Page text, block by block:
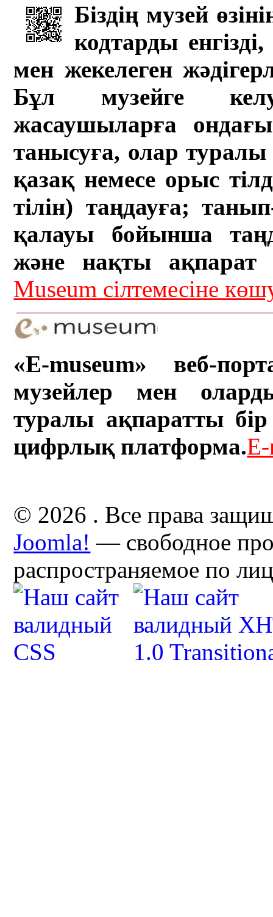
Біздің музей
кодтарды
мен жекелеген
Бұл музейге
жасаушыларға
танысуға, олар туралы
қазақ немесе орыс
тілін) таңдауға;
қалауы бойынша
және нақты ақпарат
Museum сілтемесіне
«E-museum» веб-
музейлер мен
туралы ақпаратты бір
цифрлық платформа.
© 2026 . Все права
Joomla! — свободное
распространяемое по